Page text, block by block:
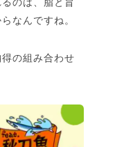
なんですね。
の組み合わせ